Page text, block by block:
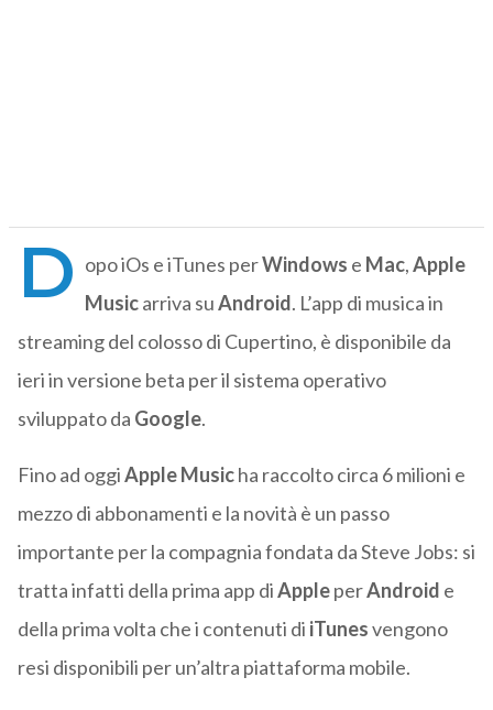
D opo iOs e iTunes perWindows e Mac,Apple
Musicarriva suAndroid. L’app di musica in
streaming del colosso di Cupertino, è disponibile da
ieri in versione beta per il sistema operativo
sviluppato da Google.
Fino ad oggiAppleMusicha raccolto circa 6 milioni e
mezzo di abbonamenti e la novità è un passo
importante per la compagnia fondata da Steve Jobs: si
tratta infatti della prima app diAppleperAndroid e
della prima volta che i contenuti di iTunesvengono
resi disponibili per un’altra piattaforma mobile.